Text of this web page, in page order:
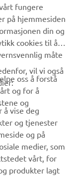
fungere
på hjemmesiden
din og
cookies til å
måte
oss å forstå
og for å
og
vil vi også
å vise deg
og tjenester
og på
medier, som
vårt, for
produkter lagt